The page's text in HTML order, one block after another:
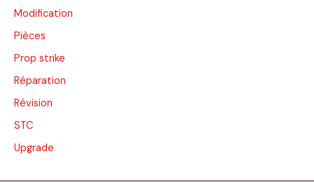
Modification
Pièces
Prop strike
Réparation
Révision
STC
Upgrade